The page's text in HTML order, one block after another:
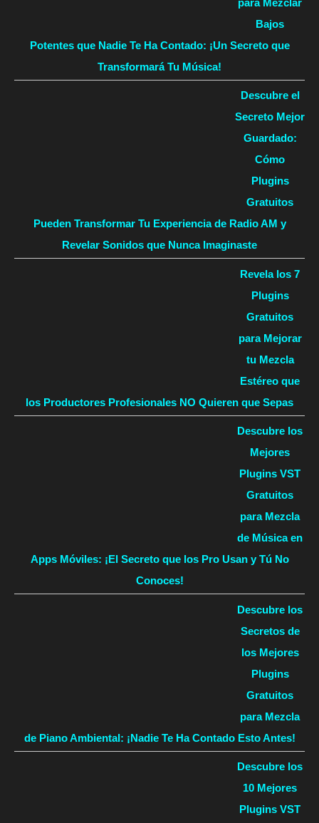
Bajos
Potentes que Nadie Te Ha Contado: ¡Un Secreto que
Transformará Tu Música!
Descubre el
Secreto Mejor
Guardado:
Cómo
Plugins
Gratuitos
Pueden Transformar Tu Experiencia de Radio AM y
Revelar Sonidos que Nunca Imaginaste
Revela los 7
Plugins
Gratuitos
para Mejorar
tu Mezcla
Estéreo que
los Productores Profesionales NO Quieren que Sepas
Descubre los
Mejores
Plugins VST
Gratuitos
para Mezcla
de Música en
Apps Móviles: ¡El Secreto que los Pro Usan y Tú No
Conoces!
Descubre los
Secretos de
los Mejores
Plugins
Gratuitos
para Mezcla
de Piano Ambiental: ¡Nadie Te Ha Contado Esto Antes!
Descubre los
10 Mejores
Plugins VST